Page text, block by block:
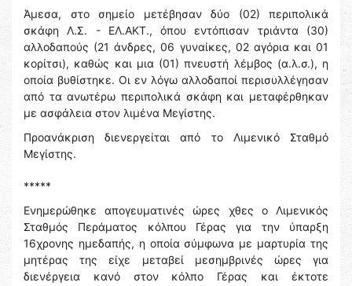
Άμεσα, στο σημείο μετέβησαν δύο (02) περιπολικά
σκάφη Λ.Σ. - ΕΛ.ΑΚΤ., όπου εντόπισαν τριάντα (30)
αλλοδαπούς (21 άνδρες, 06 γυναίκες, 02 αγόρια και 01
κορίτσι), καθώς και μια (01) πνευστή λέμβος (α.λ.σ.), η
οποία βυθίστηκε. Οι εν λόγω αλλοδαποί περισυλλέγησαν
από τα ανωτέρω περιπολικά σκάφη και μεταφέρθηκαν
με ασφάλεια στον λιμένα Μεγίστης.
Προανάκριση διενεργείται από το Λιμενικό Σταθμό
Μεγίστης.
*****
Ενημερώθηκε απογευματινές ώρες χθες ο Λιμενικός
Σταθμός Περάματος κόλπου Γέρας για την ύπαρξη
16χρονης ημεδαπής, η οποία σύμφωνα με μαρτυρία της
μητέρας της είχε μεταβεί μεσημβρινές ώρες για
διενέργεια κανό στον κόλπο Γέρας και έκτοτε